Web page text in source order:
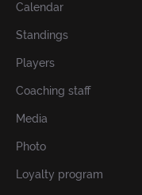
Calendar
Standings
Players
Coaching staff
Media
Photo
Loyalty program